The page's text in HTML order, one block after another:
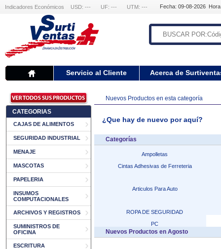
Indicadores Económicos USD: --- UF: --- UTM: --- Fecha: 09-08-2026
Servicio al Cliente Acerca de
CATEGORIAS
CAJAS DE ALIMENTOS
SEGURIDAD INDUSTRIAL
MENAJE
MASCOTAS
PAPELERIA
INSUMOS
COMPUTACIONALES
ARCHIVOS Y REGISTROS
SUMINISTROS DE
OFICINA
ESCRITURA
Nuevos Productos en esta categoría
¿Que hay de nuevo por aquí?
Categorías
Ampolletas
Cintas Adhesivas de Ferreteria
Articulos Para Auto
ROPA DE SEGURIDAD
PC
Nuevos Productos en Agosto